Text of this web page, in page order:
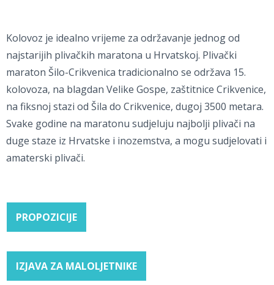
Kolovoz je idealno vrijeme za održavanje jednog od
najstarijih plivačkih maratona u Hrvatskoj. Plivački
maraton Šilo-Crikvenica tradicionalno se održava 15.
kolovoza, na blagdan Velike Gospe, zaštitnice Crikvenice,
na fiksnoj stazi od Šila do Crikvenice, dugoj 3500 metara.
Svake godine na maratonu sudjeluju najbolji plivači na
duge staze iz Hrvatske i inozemstva, a mogu sudjelovati i
amaterski plivači.
PROPOZICIJE
IZJAVA ZA MALOLJETNIKE